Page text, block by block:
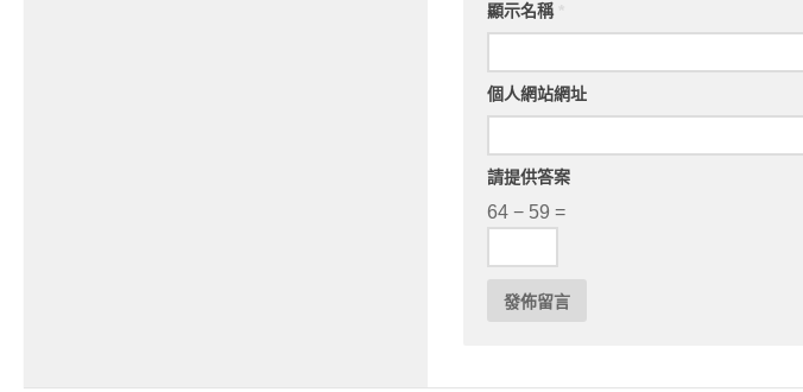
顯示名稱
個人網站網址
請提供答案
64 − 59 =